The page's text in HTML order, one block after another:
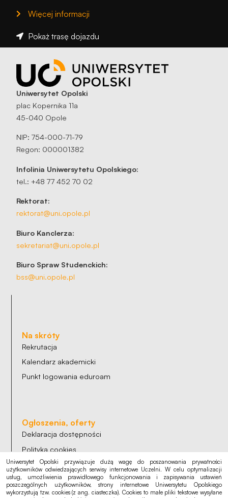
Więcej informacji
Pokaż trasę dojazdu
Uniwersytet Opolski
plac Kopernika 11a
45-040 Opole
NIP: 754-000-71-79
Regon: 000001382
Infolinia Uniwersytetu Opolskiego:
tel.: +48 77 452 70 02
Rektorat:
rektorat@uni.opole.pl
Biuro Kanclerza:
sekretariat@uni.opole.pl
Biuro Spraw Studenckich:
bss@uni.opole.pl
Na skróty
Rekrutacja
Kalendarz akademicki
Punkt logowania eduroam
Ogłoszenia, oferty
Deklaracja dostępności
Polityka cookies
Polityka prywatności
RODO
Uniwersytet Opolski przywiązuje dużą wagę do poszanowania prywatności
użytkowników odwiedzających serwisy internetowe Uczelni. W celu optymalizacji
usług, umożliwienia prawidłowego funkcjonowania i zapisywania ustawień
poszczególnych użytkowników, strony internetowe Uniwersytetu Opolskiego
wykorzystują tzw. cookies (z ang. ciasteczka). Cookies to małe pliki tekstowe wysyłane